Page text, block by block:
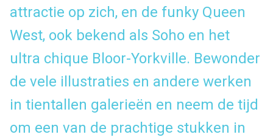
attractie op zich, en de funky Queen
West, ook bekend als Soho en het
ultra chique Bloor-Yorkville. Bewonder
de vele illustraties en andere werken
in tientallen galerieën en neem de tijd
om een van de prachtige stukken in